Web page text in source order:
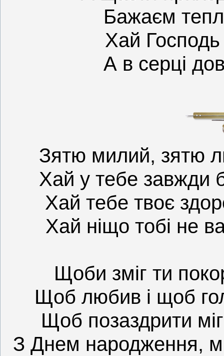
Бажаєм
Хай Господь
А в серці
Зятю милий, зятю
Хай у тебе завжди
Хай тебе твоє
Хай ніщо тобі не
Щоби зміг ти
Щоб любив і щоб
Щоб позаздрити
З Днем народження,